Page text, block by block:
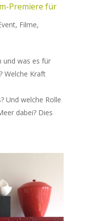
Premiere für
, Filme,
und was es für
Welche Kraft
Und welche Rolle
dabei? Dies